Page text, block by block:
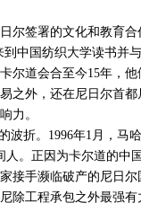
签署的文化和教育合
中国纺织大学读书并
尔道会合至今15年，
之外，还在尼日尔首
力。
折。1996年1月，马
。正因为卡尔道的中
接手濒临破产的尼日
除工程承包之外最强